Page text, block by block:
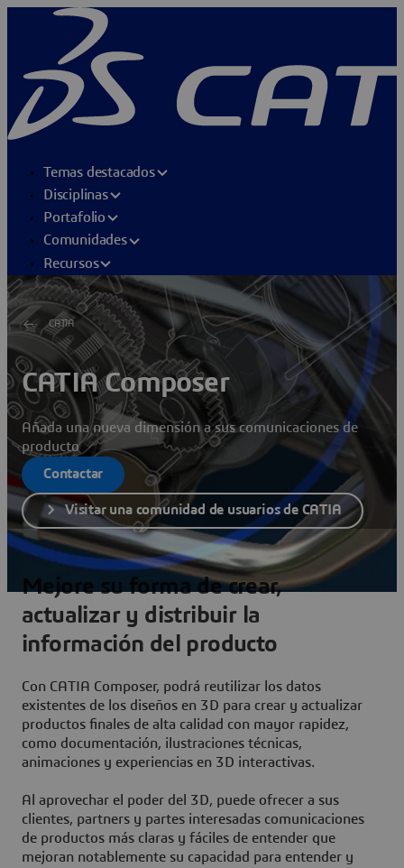
Temas destacados
Disciplinas
Portafolio
Comunidades
Recursos
CATIA
CATIA Composer
Añada una nueva dimensión a sus comunicaciones de
producto
Contactar
Visitar una comunidad de usuarios de CATIA
Mejore su forma de crear,
actualizar y distribuir la
información del producto
Con CATIA Composer, podrá reutilizar los datos
existentes de los diseños en 3D para crear y actualizar
productos finales de alta calidad con mayor rapidez,
como documentación, ilustraciones técnicas,
animaciones y experiencias en 3D interactivas.
Al aprovechar el poder del 3D, puede ofrecer a sus
clientes, partners y partes interesadas comunicaciones
de productos más claras y fáciles de entender que
mejoran notablemente su capacidad para entender y